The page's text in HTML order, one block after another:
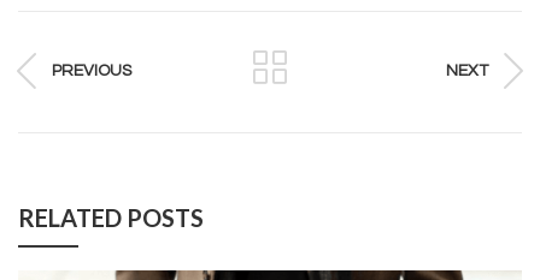
PREVIOUS NEXT
RELATED POSTS